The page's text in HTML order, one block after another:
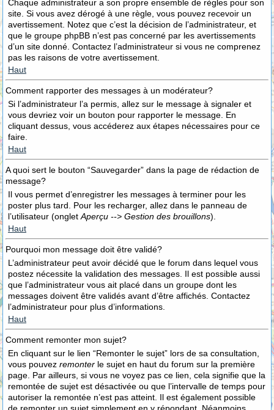
Chaque administrateur a son propre ensemble de règles pour son
site. Si vous avez dérogé à une règle, vous pouvez recevoir un
avertissement. Notez que c’est la décision de l’administrateur, et
que le groupe phpBB n’est pas concerné par les avertissements
d’un site donné. Contactez l’administrateur si vous ne comprenez
pas les raisons de votre avertissement.
Haut
Comment rapporter des messages à un modérateur?
Si l’administrateur l’a permis, allez sur le message à signaler et
vous devriez voir un bouton pour rapporter le message. En
cliquant dessus, vous accéderez aux étapes nécessaires pour ce
faire.
Haut
A quoi sert le bouton “Sauvegarder” dans la page de rédaction de
message?
Il vous permet d’enregistrer les messages à terminer pour les
poster plus tard. Pour les recharger, allez dans le panneau de
l’utilisateur (onglet Aperçu --> Gestion des brouillons).
Haut
Pourquoi mon message doit être validé?
L’administrateur peut avoir décidé que le forum dans lequel vous
postez nécessite la validation des messages. Il est possible aussi
que l’administrateur vous ait placé dans un groupe dont les
messages doivent être validés avant d’être affichés. Contactez
l’administrateur pour plus d’informations.
Haut
Comment remonter mon sujet?
En cliquant sur le lien “Remonter le sujet” lors de sa consultation,
vous pouvez remonter le sujet en haut du forum sur la première
page. Par ailleurs, si vous ne voyez pas ce lien, cela signifie que la
remontée de sujet est désactivée ou que l’intervalle de temps pour
autoriser la remontée n’est pas atteint. Il est également possible